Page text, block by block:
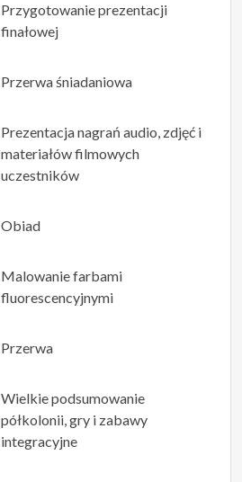
Przygotowanie prezentacji
finałowej
Przerwa śniadaniowa
Prezentacja nagrań audio, zdjęć i
materiałów filmowych
uczestników
Obiad
Malowanie farbami
fluorescencyjnymi
Przerwa
Wielkie podsumowanie
półkolonii, gry i zabawy
integracyjne